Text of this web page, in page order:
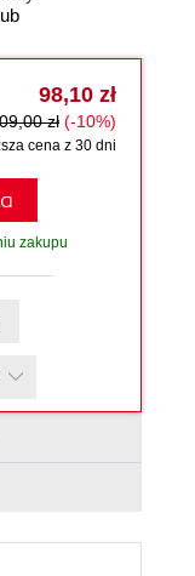
98,10 zł
zł (-10%)
cena z 30 dni
zakupu